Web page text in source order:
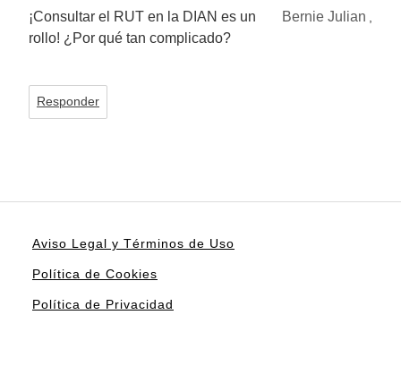
Bernie Julian
¡Consultar el RUT en la DIAN es un
rollo! ¿Por qué tan complicado?
Responder
Aviso Legal y Términos de Uso
Política de Cookies
Política de Privacidad